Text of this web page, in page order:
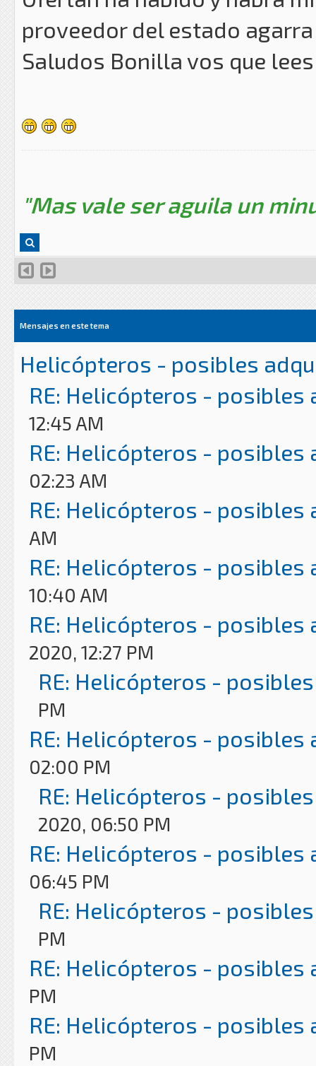
proveedor del estado
Saludos Bonilla vos que
"Mas vale ser aguila un
Mensajes en este tema
Helicópteros - posibles
RE: Helicópteros - posibles
12:45 AM
RE: Helicópteros - posibles
02:23 AM
RE: Helicópteros - posibles
AM
RE: Helicópteros - posibles
10:40 AM
RE: Helicópteros - posibles
2020, 12:27 PM
RE: Helicópteros -
PM
RE: Helicópteros - posibles
02:00 PM
RE: Helicópteros -
2020, 06:50 PM
RE: Helicópteros - posibles
06:45 PM
RE: Helicópteros -
PM
RE: Helicópteros - posibles
PM
RE: Helicópteros - posibles
PM